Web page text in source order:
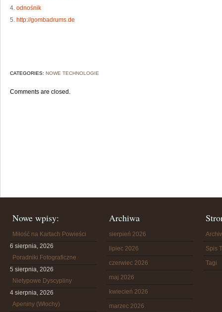
4. odnośnik
5. http://gombadrums.de
CATEGORIES: NOWE TECHNOLOGIE
Comments are closed.
Nowe wpisy:
Miłość na Kartach Powieści
6 sierpnia, 2026
Poradniki Fotograficzne
5 sierpnia, 2026
Nietypowe Dyscypliny
4 sierpnia, 2026
Apeniny (Włochy)
Archiwa
sierpień 2026
lipiec 2026
czerwiec 2026
maj 2026
kwiecień 2026
marzec 2026
Spis
Tagi